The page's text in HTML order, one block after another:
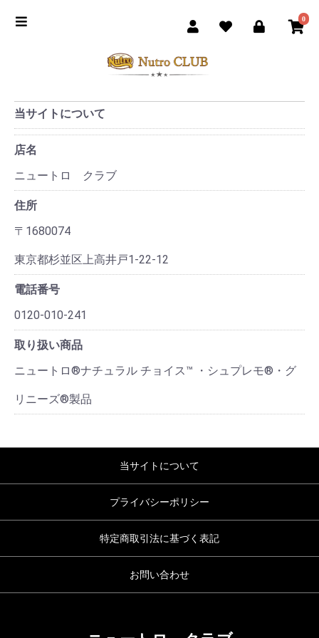
0
当サイトについて
店名
ニュートロ クラブ
住所
〒1680074
東京都杉並区上高井戸1-22-12
電話番号
0120-010-241
取り扱い商品
ニュートロ®ナチュラル チョイス™ ・シュプレモ®・グ
リニーズ®製品
当サイトについて
プライバシーポリシー
特定商取引法に基づく表記
お問い合わせ